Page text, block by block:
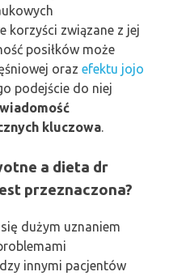
korzyści związane z jej
posiłków może
oraz efektu jojo
podejście do niej
kluczowa.
a dieta dr
przeznaczona?
dużym uznaniem
innymi pacjentów